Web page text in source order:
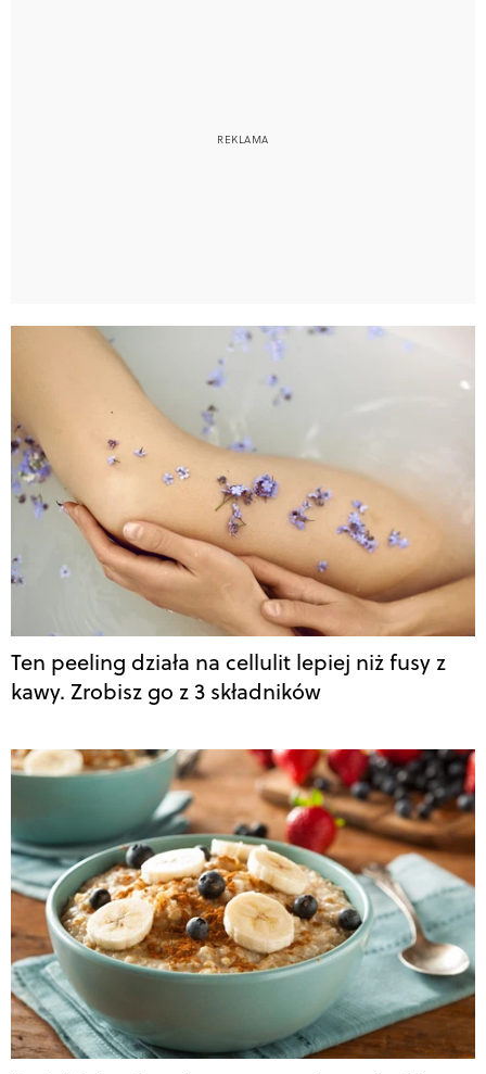
Ten peeling działa na cellulit lepiej niż fusy z
kawy. Zrobisz go z 3 składników